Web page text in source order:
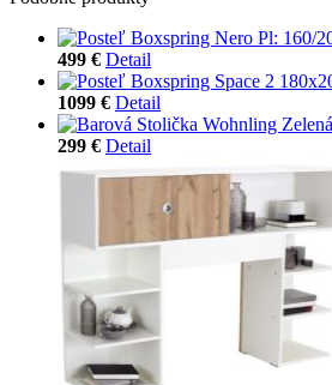
499 € Detail
1099 € Detail
299 € Detail